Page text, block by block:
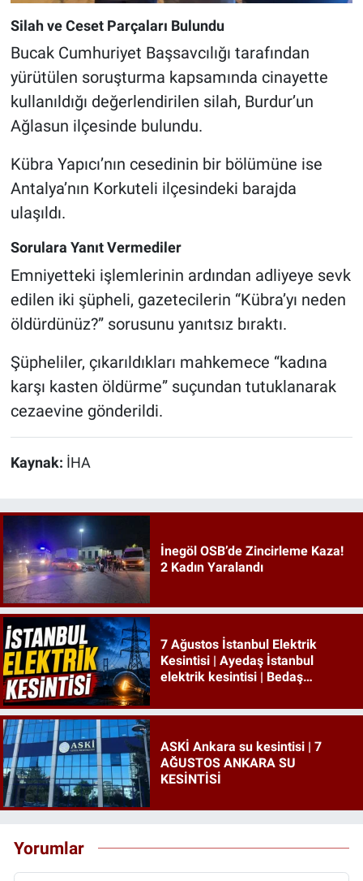
Silah ve Ceset Parçaları Bulundu
Bucak Cumhuriyet Başsavcılığı tarafından
yürütülen soruşturma kapsamında cinayette
kullanıldığı değerlendirilen silah, Burdur’un
Ağlasun ilçesinde bulundu.
Kübra Yapıcı’nın cesedinin bir bölümüne ise
Antalya’nın Korkuteli ilçesindeki barajda
ulaşıldı.
Sorulara Yanıt Vermediler
Emniyetteki işlemlerinin ardından adliyeye sevk
edilen iki şüpheli, gazetecilerin “Kübra’yı neden
öldürdünüz?” sorusunu yanıtsız bıraktı.
Şüpheliler, çıkarıldıkları mahkemece “kadına
karşı kasten öldürme” suçundan tutuklanarak
cezaevine gönderildi.
Kaynak: İHA
İnegöl OSB’de Zincirleme Kaza!
2 Kadın Yaralandı
7 Ağustos İstanbul Elektrik
Kesintisi | Ayedaş İstanbul
elektrik kesintisi | Bedaş
ASKİ Ankara su kesintisi | 7
AĞUSTOS ANKARA SU
KESİNTİSİ
Yorumlar